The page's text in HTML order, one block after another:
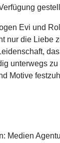
Evi und
nur die Liebe
unterwegs
Motive
Medien